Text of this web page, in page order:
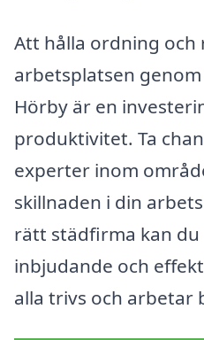
Att hålla ordning och
arbetsplatsen
Hörby är en
produktivitet. Ta
experter inom
skillnaden i din
rätt städfirma kan du
inbjudande och
alla trivs och arbetar